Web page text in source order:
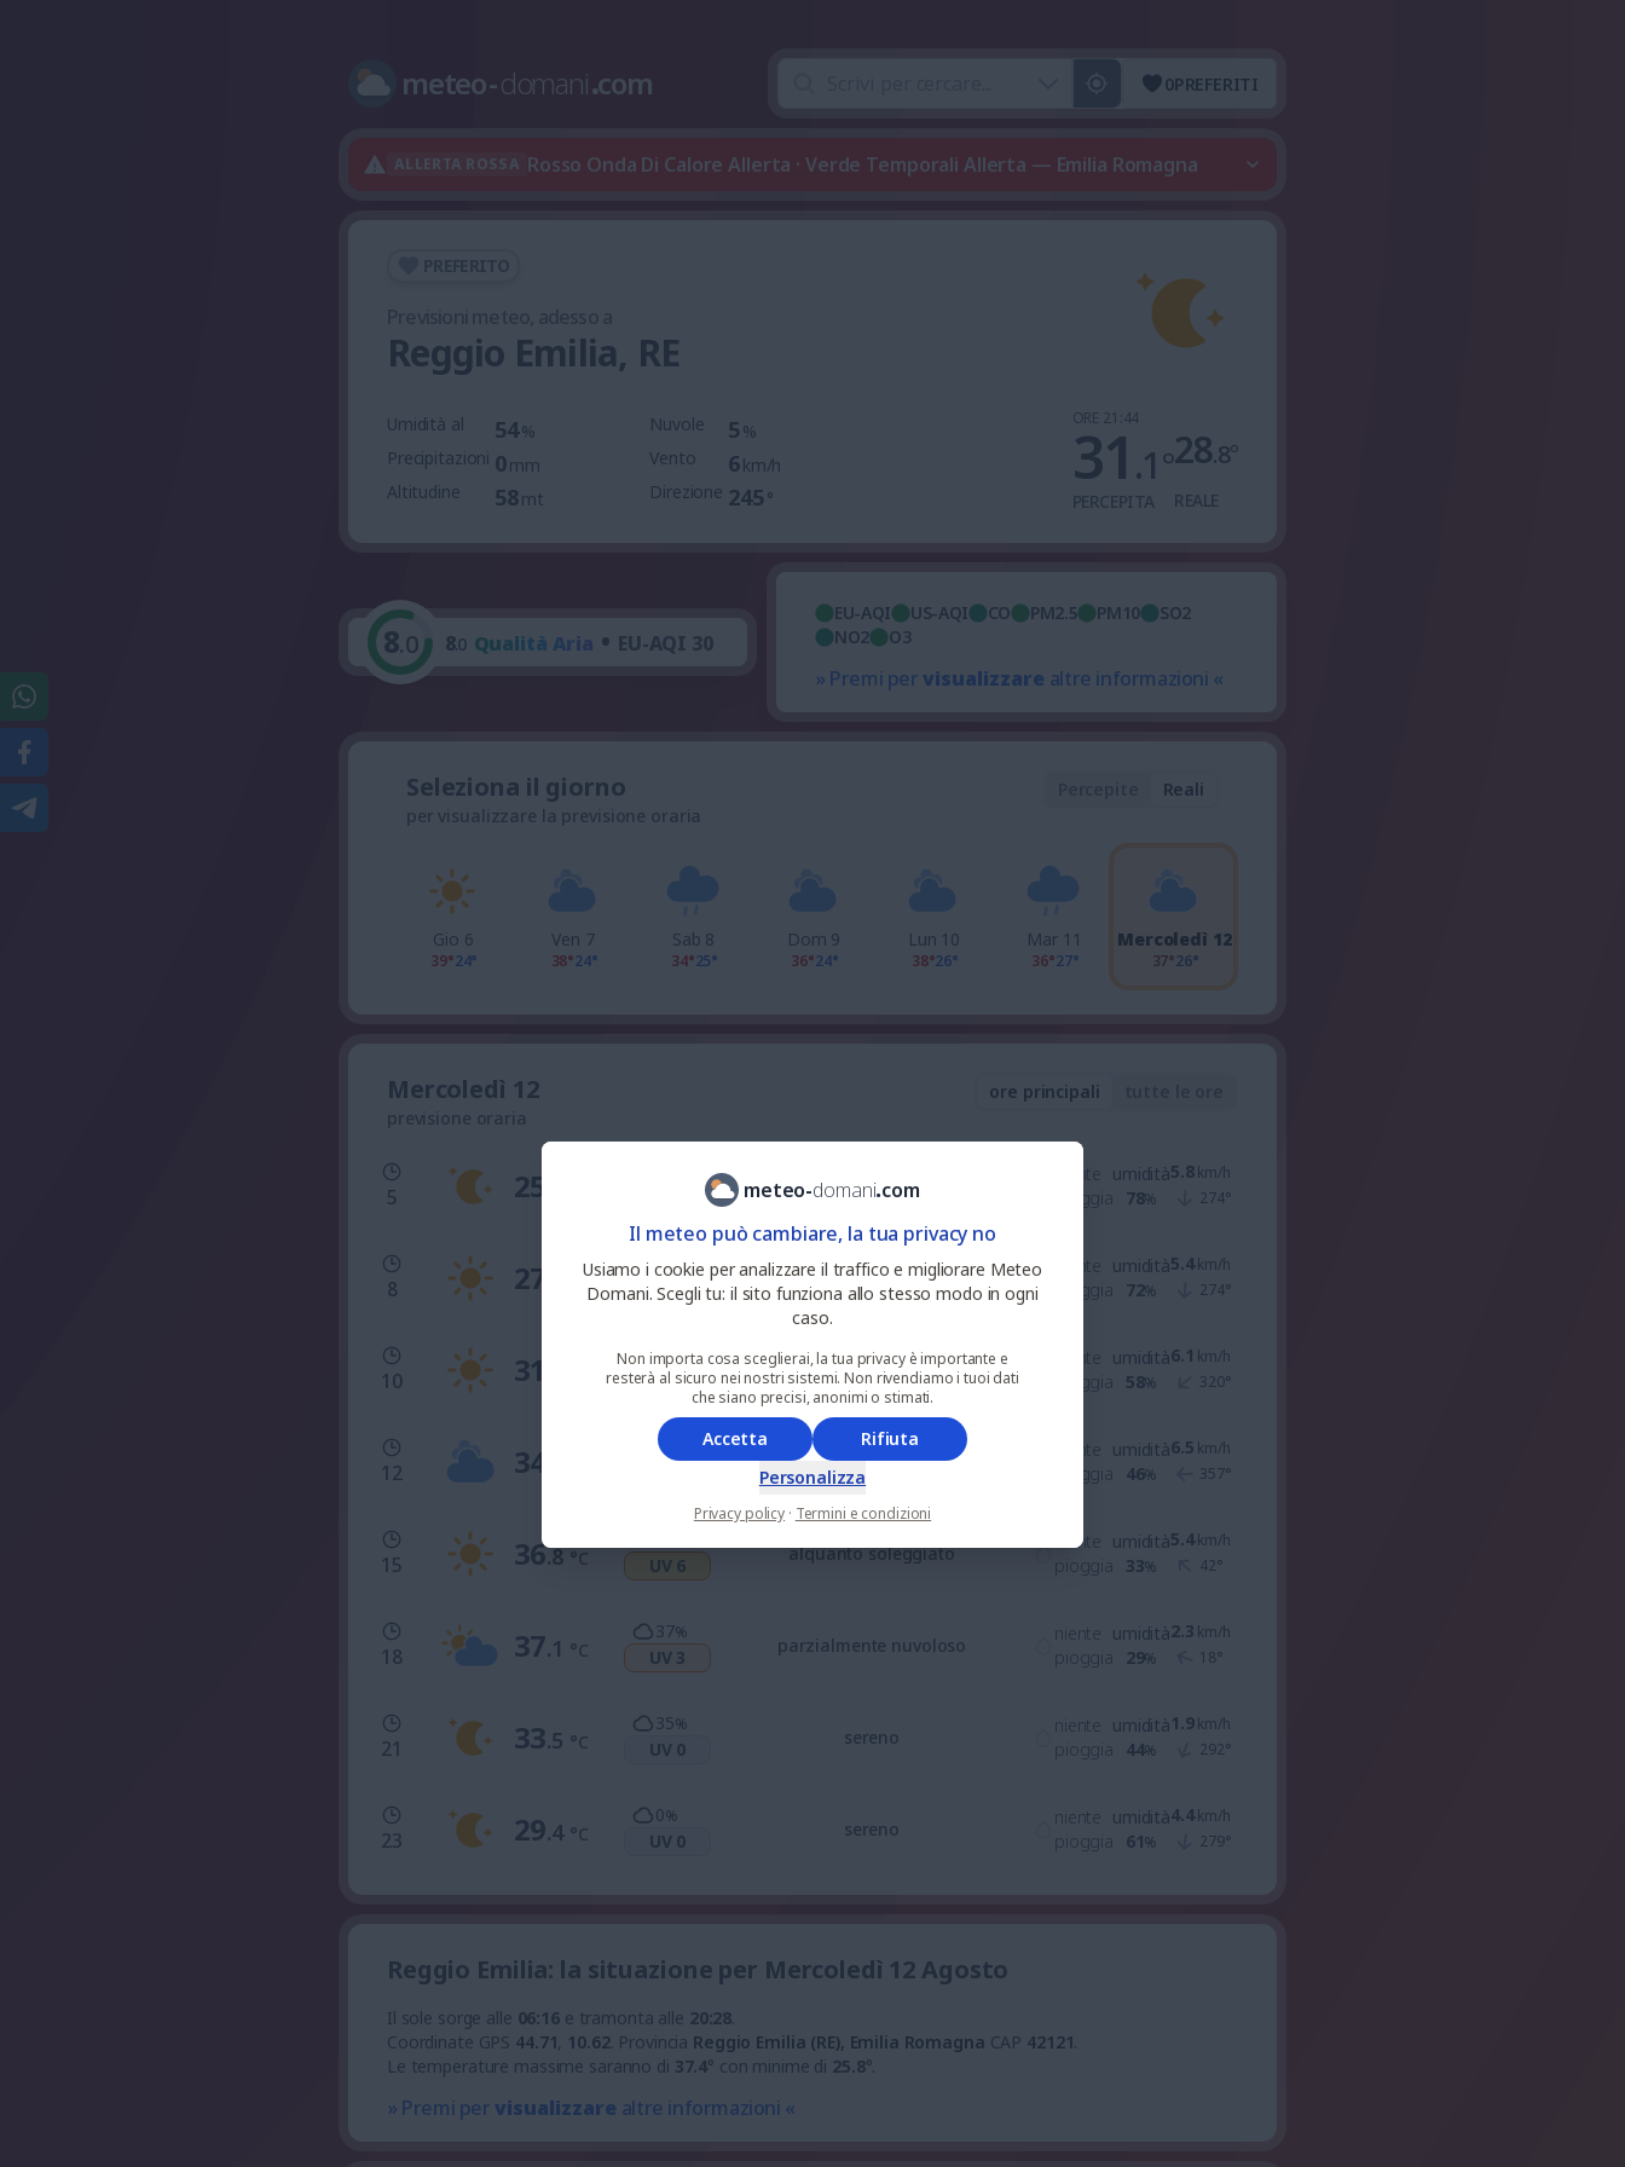
meteo-domani.com 0PREFERITI
ALLERTA ROSSA Rosso Onda Di Calore Allerta · Verde Temporali Allerta — Emilia Romagna
Reggio Emilia, RE
Umidità al 54%
Precipitazioni 0mm
Altitudine
58mt
Nuvole 5 %
Vento
6km/h
Direzione 245 °
ORE 21:44
31 .1°
PERCEPITA
28.8°
REALE
8.0 8.0 Qualità Aria • EU-AQI 30
EU-AQI US-AQI CO PM2.5 PM10
SO2
NO2
O3
» Premi pervisualizzare altre informazioni «
Seleziona il giorno
per visualizzare la previsione oraria
Reali
Gio 6
39°24°
Ven 7
38°24°
Sab 8
34°25°
Dom 9
36°24°
Lun 10
38°26°
Mar 11
36°27°
Mercoledì 12
37°26°
Mercoledì 12
previsione oraria
ore principali
5 25 sereno
niente
pioggia
umidità
78%
5.8km/h
274°
8 27 °C
0%
UV 1
soleggiato
niente
pioggia
umidità
72%
5.4km/h
274°
10 31 0%
UV 3
soleggiato
niente
pioggia
umidità
58%
6.1 km/h
320°
12 34 33
nuvoloso
niente
pioggia
umidità
46%
6.5 km/h
357°
15 36.8 °C UV 6
alquanto soleggiato
niente
pioggia
umidità
33%
5.4km/h
42°
18 37.1 °C
37%
UV 3
parzialmente nuvoloso
niente
pioggia
umidità
29%
2.3 km/h
18°
21 33.5 °C
35%
UV 0
sereno
niente
pioggia
umidità
44%
1.9km/h
292°
23 29.4°C
0%
UV 0
sereno
niente
pioggia
umidità
61%
4.4km/h
279°
Reggio Emilia: la situazione per Mercoledì 12 Agosto
Il sole sorge alle 06:16e tramonta alle 20:28.
Coordinate GPS 44.71, 10.62. Provincia Reggio Emilia (RE), Emilia Romagna CAP 42121.
Le temperature massime saranno di 37.4° con minime di 25.8°.
» Premi pervisualizzare altre informazioni «
meteo-domani.com
Il meteo può cambiare, la tua privacy no
Usiamo i cookie per analizzare il traffico e migliorare Meteo
Domani. Scegli tu: il sito funziona allo stesso modo in ogni
caso.
Non importa cosa sceglierai, la tua privacy è importante e
resterà al sicuro nei nostri sistemi. Non rivendiamo i tuoi dati
che siano precisi, anonimi o stimati.
Accetta
Rifiuta
Personalizza
Privacy policy · Termini e condizioni